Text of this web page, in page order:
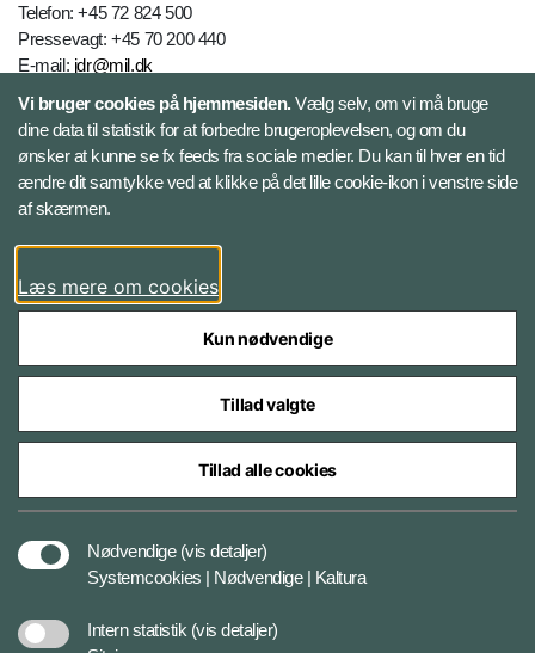
Telefon: +45 72 824 500
Pressevagt: +45 70 200 440
E-mail: jdr@mil.dk
Databeskyttelse
Følg Jydske Dragonregiment
Facebook
Styrelser og myndigheder under Forsvarsministeriet
Vi bruger cookies på hjemmesiden.Vælg selv, om vi må bruge
dine data til statistik for at forbedre brugeroplevelsen, og om du
ønsker at kunne se fx feeds fra sociale medier. Du kan til hver en tid
ændre dit samtykke ved at klikke på det lille cookie-ikon i venstre side
af skærmen.
Læs mere om cookies
Kun nødvendige
Tillad valgte
Tillad alle cookies
Nødvendige (vis detaljer)
Systemcookies | Nødvendige | Kaltura
Intern statistik (vis detaljer)